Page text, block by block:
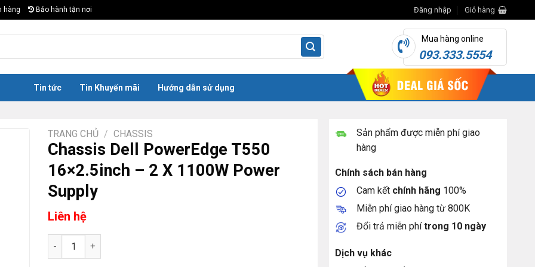
hàng Bảo hành tận nơi Đăng nhập Giỏ hàng
Mua hàng online
093.333.5554
Tin tức Tin Khuyến mãi Hướng dẫn sử dụng
TRANG CHỦ / CHASSIS
Chassis Dell PowerEdge T550
16×2.5inch – 2 X 1100W Power
Supply
Liên hệ
Chassis Dell PowerEdge T550 16x2.5inch - 2 X 1100W Power Supply số lượng
Sản phẩm được miễn phí giao
hàng
Chính sách bán hàng
Cam kết chính hãng 100%
Miễn phí giao hàng từ 800K
Đổi trả miễn phítrong 10 ngày
Dịch vụ khác